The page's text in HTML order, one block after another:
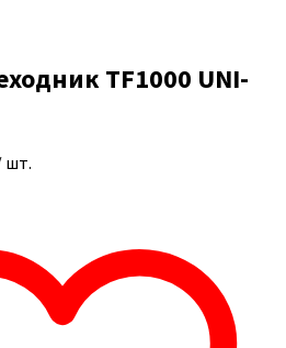
TF1000 UNI-
шт.